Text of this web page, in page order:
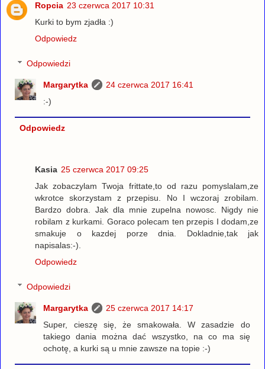
Ropcia 23 czerwca 2017 10:31
Kurki to bym zjadła :)
Odpowiedz
Odpowiedzi
Margarytka
24 czerwca 2017 16:41
:-)
Odpowiedz
Kasia 25 czerwca 2017 09:25
Jak zobaczylam Twoja frittate,to od razu pomyslalam,ze
wkrotce skorzystam z przepisu. No I wczoraj zrobilam.
Bardzo dobra. Jak dla mnie zupelna nowosc. Nigdy nie
robilam z kurkami. Goraco polecam ten przepis I dodam,ze
smakuje o kazdej porze dnia. Dokladnie,tak jak
napisalas:-).
Odpowiedz
Odpowiedzi
Margarytka
25 czerwca 2017 14:17
Super, cieszę się, że smakowała. W zasadzie do
takiego dania można dać wszystko, na co ma się
ochotę, a kurki są u mnie zawsze na topie :-)